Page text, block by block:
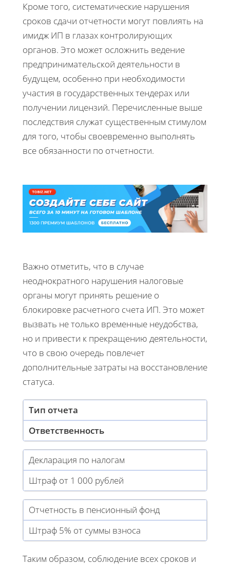
Кроме того, систематические нарушения
сроков сдачи отчетности могут повлиять на
имидж ИП в глазах контролирующих
органов. Это может осложнить ведение
предпринимательской деятельности в
будущем, особенно при необходимости
участия в государственных тендерах или
получении лицензий. Перечисленные выше
последствия служат существенным стимулом
для того, чтобы своевременно выполнять
все обязанности по отчетности.
Важно отметить, что в случае
неоднократного нарушения налоговые
органы могут принять решение о
блокировке расчетного счета ИП. Это может
вызвать не только временные неудобства,
но и привести к прекращению деятельности,
что в свою очередь повлечет
дополнительные затраты на восстановление
статуса.
Тип отчета
Ответственность
Декларация по налогам
Штраф от 1 000 рублей
Отчетность в пенсионный фонд
Штраф 5% от суммы взноса
Таким образом, соблюдение всех сроков и